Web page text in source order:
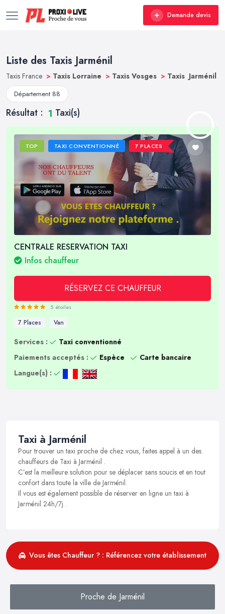
Demande devis
Liste des Taxis Jarménil
Taxis France > Taxis Lorraine > Taxis Vosges > Taxis Jarménil
Département 88
Résultat : 1 Taxi(s)
TOP TAXI CONVENTIONNÉ 7 PLACES
CENTRALE RESERVATION TAXI
Infos chauffeur
RÉSERVEZ CE CHAUFFEUR
5 étoiles
7 Places Van
Services :
Taxi conventionné
Paiements acceptés :
Espèce
Carte bancaire
Langue(s) :
Taxi à Jarménil
Pour trouver un taxi proche de chez vous, faites appel à un des
chauffeurs de Taxi à Jarménil .
C’est la meilleure solution pour se déplacer sans soucis et en tout
confort dans toute la ville de Jarménil.
Il vous est également possible de réserver en ligne un taxi à
Jarménil 24h/7j .
Vous êtes Chauffeur ? : Référencez votre établissement
Proche de Jarménil